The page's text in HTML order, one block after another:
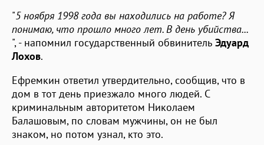
"5 ноября 1998 года вы находились на работе? Я
понимаю, что прошло много лет. В день убийства...
", - напомнил государственный обвинитель Эдуард
Лохов.
Ефремкин ответил утвердительно, сообщив, что в
дом в тот день приезжало много людей. С
криминальным авторитетом Николаем
Балашовым, по словам мужчины, он не был
знаком, но потом узнал, кто это.